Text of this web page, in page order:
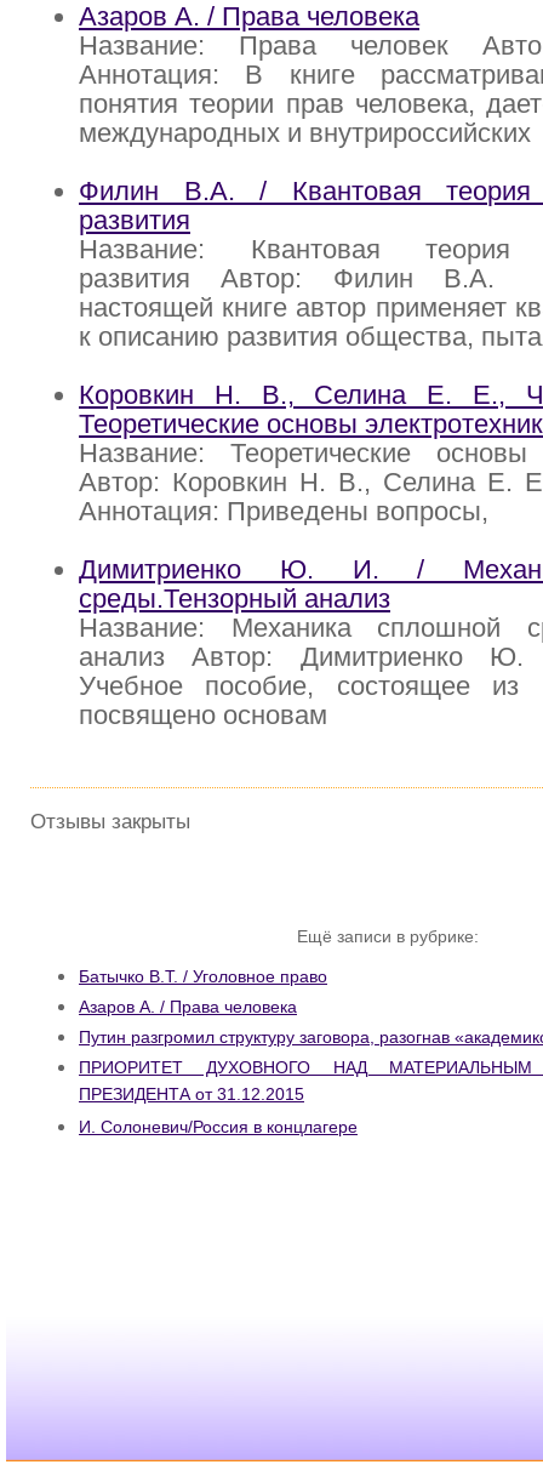
Азаров А. / Права человека
Название: Права человек
Аннотация: В книге
понятия теории прав человека,
международных и внутрироссийских
Филин В.А. / Квантовая теория
развития
Название: Квантовая теория
развития Автор: Филин В.А.
настоящей книге автор применяет
к описанию развития общества,
Коровкин Н. В., Селина Е. Е.,
Теоретические основы
Название: Теоретические основы
Автор: Коровкин Н. В., Селина Е.
Аннотация: Приведены вопросы,
Димитриенко Ю. И. /
среды.Тензорный анализ
Название: Механика сплошной
анализ Автор: Димитриенко Ю.
Учебное пособие, состоящее из
посвящено основам
Отзывы закрыты
Ещё записи в рубрике:
Батычко В.Т. / Уголовное право
Азаров А. / Права человека
Путин разгромил структуру заговора, разогнав
ПРИОРИТЕТ ДУХОВНОГО НАД МАТЕРИАЛЬНЫМ
ПРЕЗИДЕНТА от 31.12.2015
И. Солоневич/Россия в концлагере